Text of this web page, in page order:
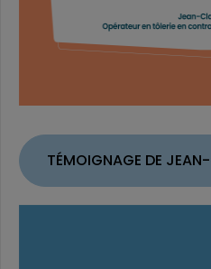
TÉMOIGNAGE DE